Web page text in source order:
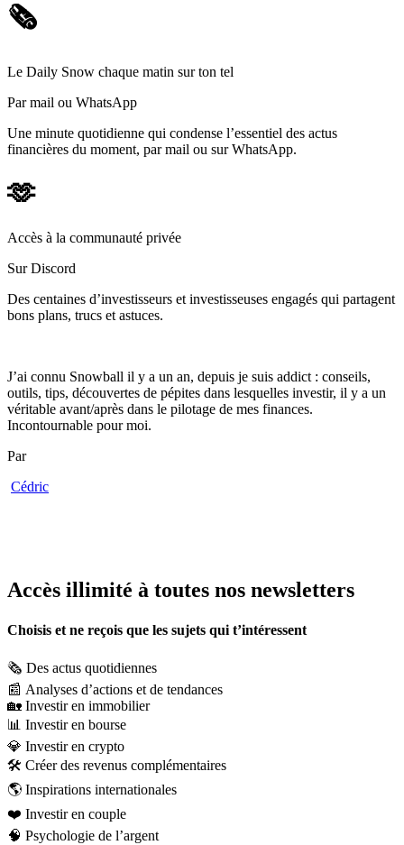
🗞️
Le Daily Snow chaque matin sur ton tel
Par mail ou WhatsApp
Une minute quotidienne qui condense l’essentiel des actus
financières du moment, par mail ou sur WhatsApp.
🫶
Accès à la communauté privée
Sur Discord
Des centaines d’investisseurs et investisseuses engagés qui partagent
bons plans, trucs et astuces.
J’ai connu Snowball il y a un an, depuis je suis addict : conseils,
outils, tips, découvertes de pépites dans lesquelles investir, il y a un
véritable avant/après dans le pilotage de mes finances.
Incontournable pour moi.
Par
Cédric
Accès illimité à toutes nos newsletters
Choisis et ne reçois que les sujets qui t’intéressent
🗞️ Des actus quotidiennes
📰 Analyses d’actions et de tendances
🏡 Investir en immobilier
📊 Investir en bourse
💎 Investir en crypto
🛠️ Créer des revenus complémentaires
🌎 Inspirations internationales
❤️ Investir en couple
🧠 Psychologie de l’argent